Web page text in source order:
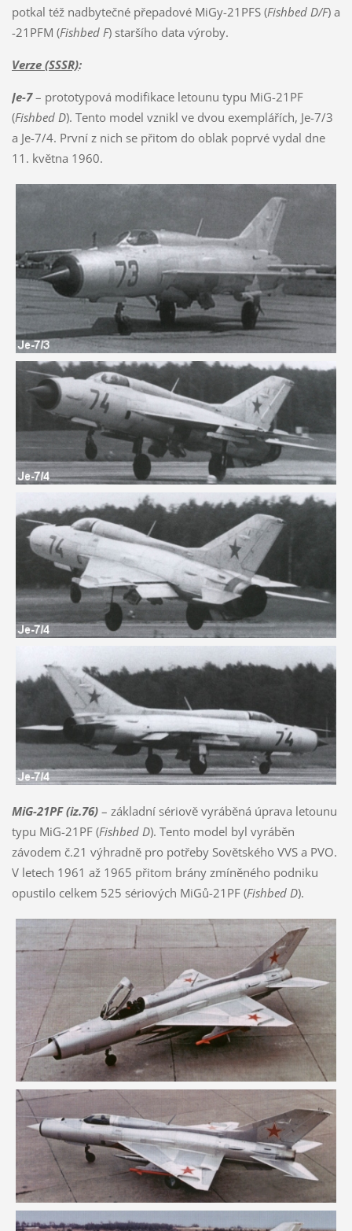
potkal též nadbytečné přepadové MiGy-21PFS (Fishbed D/F) a
-21PFM (Fishbed F) staršího data výroby.
Verze (SSSR):
Je-7– prototypová modifikace letounu typu MiG-21PF
(Fishbed D). Tento model vznikl ve dvou exemplářích, Je-7/3
a Je-7/4. První z nich se přitom do oblak poprvé vydal dne
11. května 1960.
MiG-21PF (iz.76) – základní sériově vyráběná úprava letounu
typu MiG-21PF (Fishbed D). Tento model byl vyráběn
závodem č.21 výhradně pro potřeby Sovětského VVS a PVO.
V letech 1961 až 1965 přitom brány zmíněného podniku
opustilo celkem 525 sériových MiGů-21PF (Fishbed D).